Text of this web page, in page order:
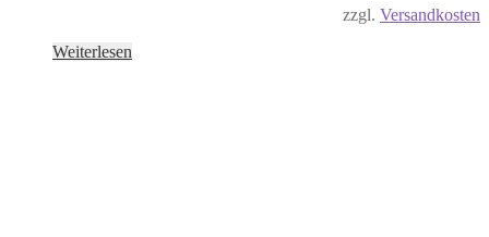
zzgl. Versandkosten
Weiterlesen